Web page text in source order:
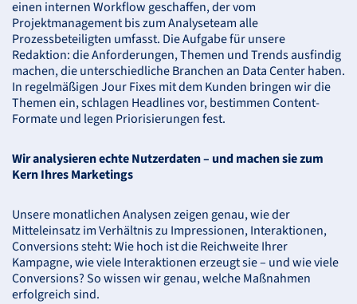
einen internen Workflow geschaffen, der vom
Projektmanagement bis zum Analyseteam alle
Prozessbeteiligten umfasst. Die Aufgabe für unsere
Redaktion: die Anforderungen, Themen und Trends ausfindig
machen, die unterschiedliche Branchen an Data Center haben.
In regelmäßigen Jour Fixes mit dem Kunden bringen wir die
Themen ein, schlagen Headlines vor, bestimmen Content-
Formate und legen Priorisierungen fest.
Wir analysieren echte Nutzerdaten – und machen sie zum
Kern Ihres Marketings
Unsere monatlichen Analysen zeigen genau, wie der
Mitteleinsatz im Verhältnis zu Impressionen, Interaktionen,
Conversions steht: Wie hoch ist die Reichweite Ihrer
Kampagne, wie viele Interaktionen erzeugt sie – und wie viele
Conversions? So wissen wir genau, welche Maßnahmen
erfolgreich sind.